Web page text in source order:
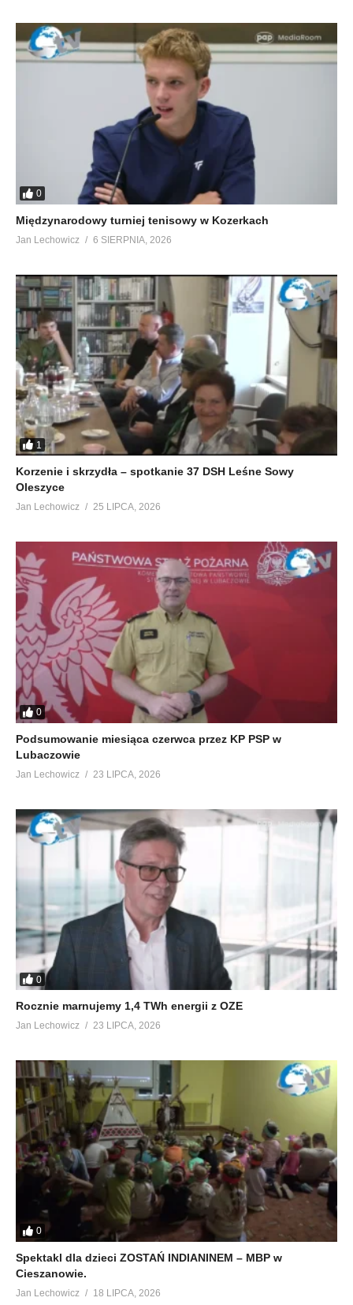
0
Międzynarodowy turniej tenisowy w Kozerkach
Jan Lechowicz 6 SIERPNIA, 2026
1
Korzenie i skrzydła – spotkanie 37 DSH Leśne Sowy
Oleszyce
Jan Lechowicz 25 LIPCA, 2026
0
Podsumowanie miesiąca czerwca przez KP PSP w
Lubaczowie
Jan Lechowicz 23 LIPCA, 2026
0
Rocznie marnujemy 1,4 TWh energii z OZE
Jan Lechowicz 23 LIPCA, 2026
0
Spektakl dla dzieci ZOSTAŃ INDIANINEM – MBP w
Cieszanowie.
Jan Lechowicz 18 LIPCA, 2026